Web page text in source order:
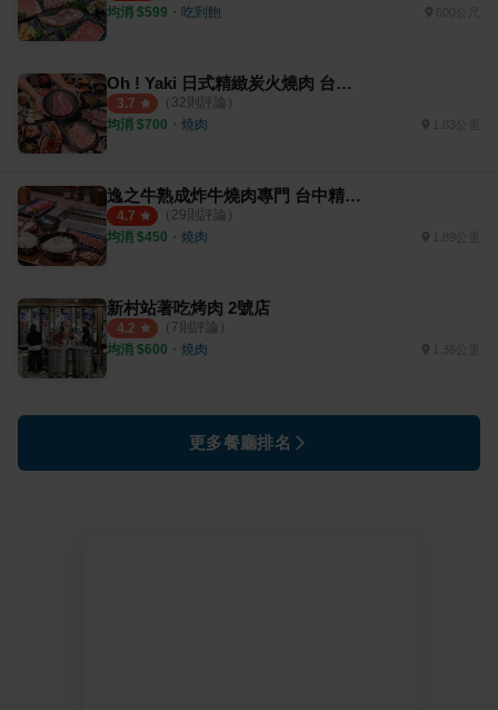
均消 $599 ・ 吃到飽
Oh ! Yaki 日式精緻炭火燒肉 台中店
3.7 （ 32則評論）
均消 $700 ・ 燒肉
逸之牛熟成炸牛燒肉專門 台中精誠店
4.7 （ 29則評論）
均消 $450 ・ 燒肉
新村站著吃烤肉 2號店
4.2 （ 7則評論）
均消 $600 ・ 燒肉
更多餐廳排名